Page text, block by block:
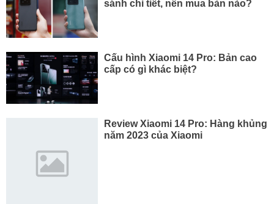
sánh chi tiết, nên mua bản nào?
Cấu hình Xiaomi 14 Pro: Bản cao
cấp có gì khác biệt?
Review Xiaomi 14 Pro: Hàng khủng
năm 2023 của Xiaomi